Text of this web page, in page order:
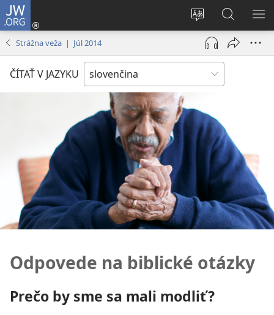
JW.ORG
Zmeniť
jazyk
stránky
Prihlásiť
sa
(otvorí
okno)
na
JW.ORG
Strážna veža | Júl 2014
ČÍTAŤ V JAZYKU
Odpovede na biblické otázky
Prečo by sme sa mali modliť?